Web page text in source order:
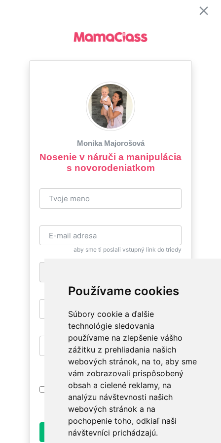
Používame cookies
Súbory cookie a ďalšie
technológie sledovania
používame na zlepšenie vášho
zážitku z prehliadania našich
webových stránok, na to, aby sme
vám zobrazovali prispôsobený
obsah a cielené reklamy, na
analýzu návštevnosti našich
webových stránok a na
pochopenie toho, odkiaľ naši
návštevníci prichádzajú.
Monika Majorošová
Nosenie v náruči a manipulácia
s novorodeniatkom
aby sme ti poslali vstupný link do triedy
pre zaslanie bezplatnej SMS pripomienky
aby si sa mohla znovu vrátiť
aby si mala prístup na relevantné triedy
Prihlásením súhlasím sPodmienkami
Používania. Oboznám sa prosím ako
spracúvame údaje v
Ochrane osobných údajov
Odoslať